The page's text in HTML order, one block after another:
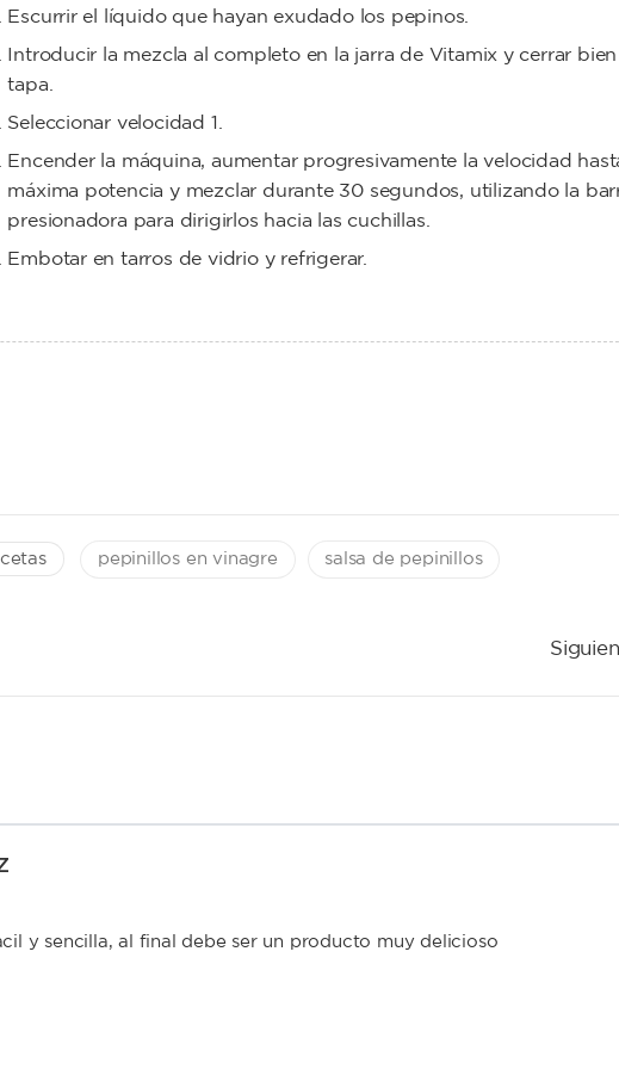
Escurrir el líquido que hayan exudado los pepinos.
Introducir la mezcla al completo en la jarra de Vitamix y cerrar bien
tapa.
Seleccionar velocidad 1.
Encender la máquina, aumentar progresivamente la velocidad
máxima potencia y mezclar durante 30 segundos, utilizando la
presionadora para dirigirlos hacia las cuchillas.
Embotar en tarros de vidrio y refrigerar.
pepinillos en vinagre salsa de pepinillos
y sencilla, al final debe ser un producto muy delicioso